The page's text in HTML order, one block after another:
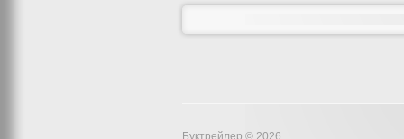
Буктрейлер © 2026